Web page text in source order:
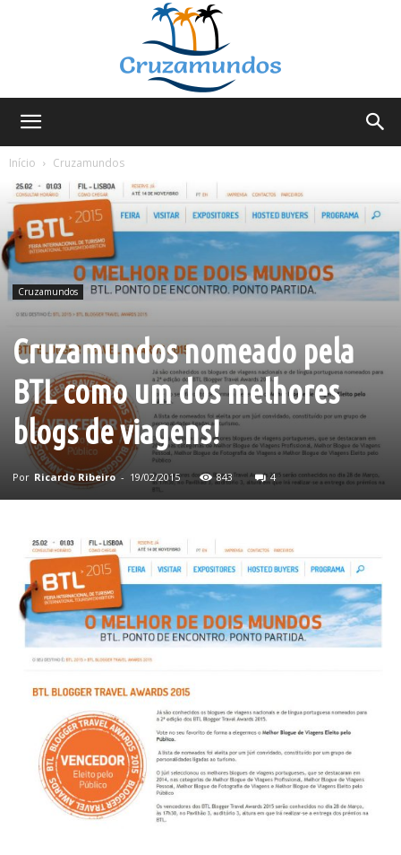
Início
Cruzamundos
Cruzamundos
Cruzamundos nomeado pela
BTL como um dos melhores
blogs de viagens!
Por Ricardo Ribeiro - 19/02/2015 843 4